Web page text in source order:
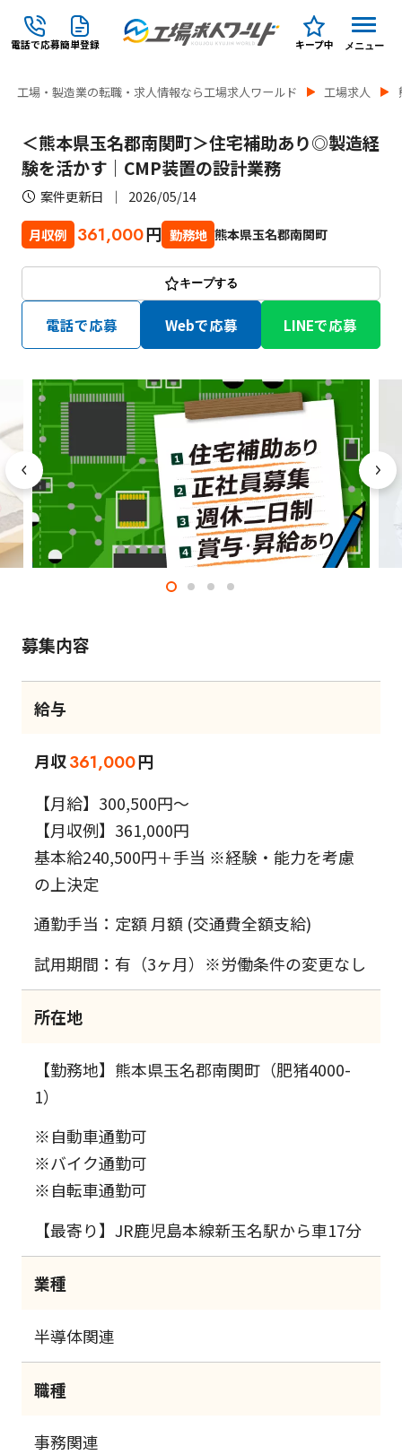
電話で応募簡単登録 キープ中 メニュー
工場・製造業の転職・求人情報なら工場求人ワールド 工場求人
＜熊本県玉名郡南関町＞住宅補助あり◎製造経
験を活かす｜CMP装置の設計業務
案件更新日 2026/05/14
月収例 361,000円 勤務地 熊本県玉名郡南関町
キープする
電話で応募 Webで応募 LINEで応募
募集内容
給与
月収361,000円
【月給】300,500円～
【月収例】361,000円
基本給240,500円＋手当 ※経験・能力を考慮
の上決定
通勤手当：定額 月額 (交通費全額支給)
試用期間：有（3ヶ月）※労働条件の変更なし
所在地
【勤務地】熊本県玉名郡南関町（肥猪4000-
1）
※自動車通勤可
※バイク通勤可
※自転車通勤可
【最寄り】JR鹿児島本線新玉名駅から車17分
業種
半導体関連
職種
事務関連